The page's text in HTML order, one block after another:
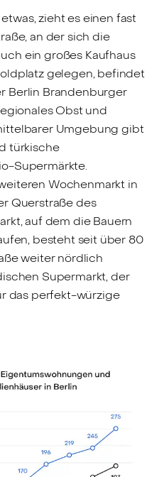
zieht es einen fast
an der sich die
ein großes Kaufhaus
gelegen, befindet
Berlin Brandenburger
Obst und
Umgebung gibt
türkische
Supermärkte.
Wochenmarkt in
Querstraße des
auf dem die Bauern
besteht seit über 80
weiter nördlich
Supermarkt, der
das perfekt-würzige